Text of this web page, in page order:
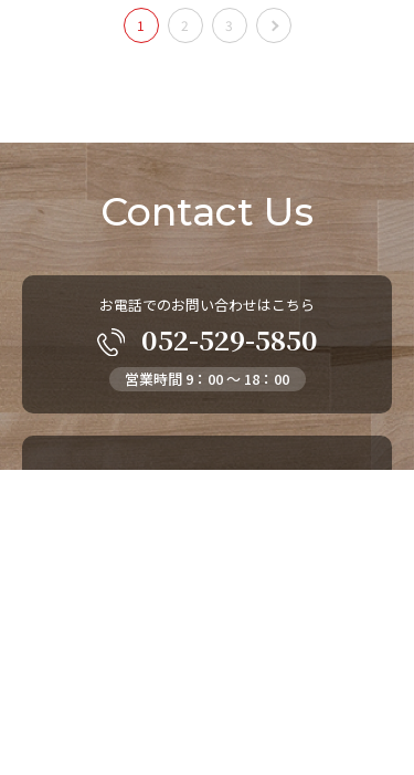
1 2 3
Contact Us
お電話でのお問い合わせはこちら
052-529-5850
営業時間 9：00 ～ 18：00